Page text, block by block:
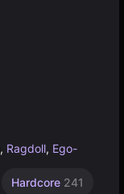
, Ragdoll, Ego-
Hardcore 241